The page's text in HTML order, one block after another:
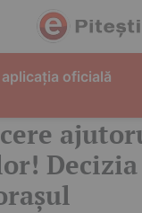
Decizia
oficială